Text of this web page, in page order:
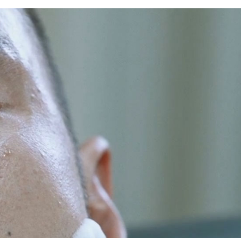
男人，决不允许自己在通缉榜上排在第三。